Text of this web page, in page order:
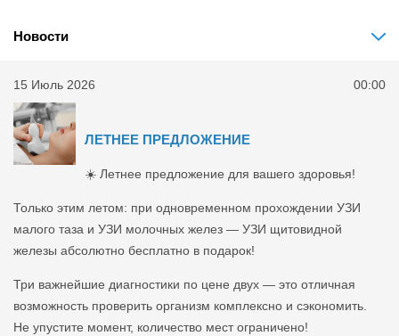
Новости
15 Июль 2026 00:00
ЛЕТНЕЕ ПРЕДЛОЖЕНИЕ
☀️ Летнее предложение для вашего здоровья!
Только этим летом: при одновременном прохождении УЗИ
малого таза и УЗИ молочных желез — УЗИ щитовидной
железы абсолютно бесплатно в подарок!
Три важнейшие диагностики по цене двух — это отличная
возможность проверить организм комплексно и сэкономить.
Не упустите момент, количество мест ограничено!